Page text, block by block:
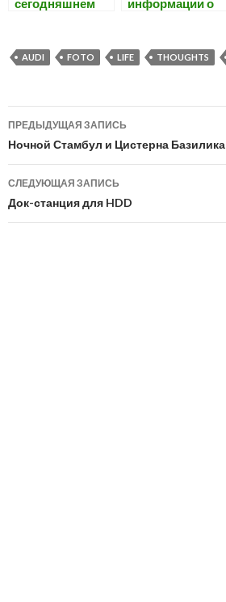
сегодняшнем
Франции, без
информации о
AUDI FOTO LIFE THOUGHTS
Навигация
по
записям
ПРЕДЫДУЩАЯ ЗАПИСЬ
Ночной Стамбул и Цистерна Базилика
СЛЕДУЮЩАЯ ЗАПИСЬ
Док-станция для HDD